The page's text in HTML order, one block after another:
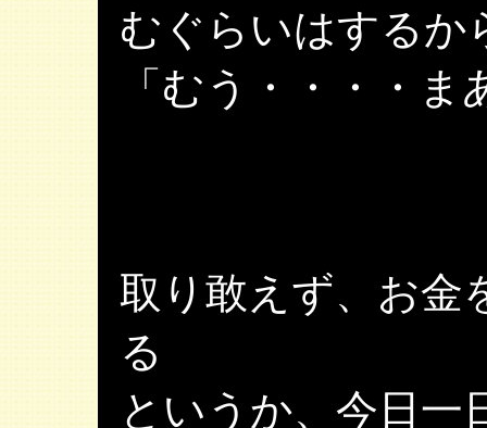
むぐらいはするか
「むう・・・・
取り敢えず、お金
る
というか、今日一